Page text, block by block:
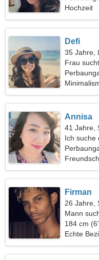
Hochzeit
Defi
35 Jahre,
Frau
Annisa
41 Jahre,
Ich suche
Firman
26 Jahre,
Mann
184 cm
Echte